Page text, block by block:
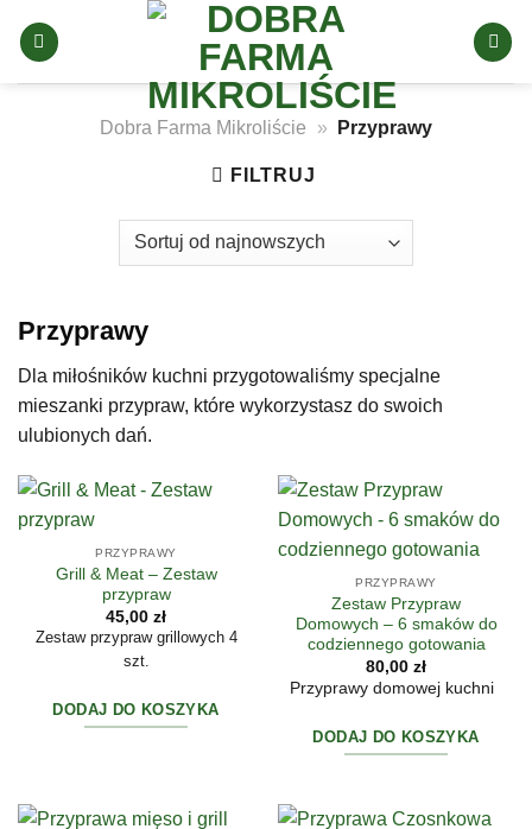
Dobra Farma Mikroliście » Przyprawy
FILTRUJ
Przyprawy
Dla miłośników kuchni przygotowaliśmy specjalne
mieszanki przypraw, które wykorzystasz do swoich
ulubionych dań.
PRZYPRAWY
Grill & Meat – Zestaw
przypraw
45,00 zł
Zestaw przypraw grillowych 4
szt.
DODAJ DO KOSZYKA
PRZYPRAWY
Zestaw Przypraw
Domowych – 6 smaków do
codziennego gotowania
80,00 zł
Przyprawy domowej kuchni
DODAJ DO KOSZYKA